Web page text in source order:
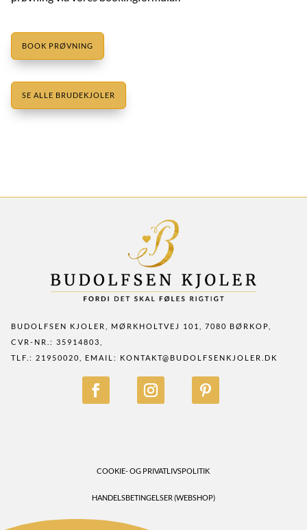
BOOK PRØVNING
SE ALLE BRUDEKJOLER
BUDOLFSEN KJOLER, MØRKHOLTVEJ 101, 7080 BØRKOP,
CVR-NR.: 35914803,
TLF.: 21950020, EMAIL: KONTAKT@BUDOLFSENKJOLER.DK
COOKIE- OG PRIVATLIVSPOLITIK
HANDELSBETINGELSER (WEBSHOP)